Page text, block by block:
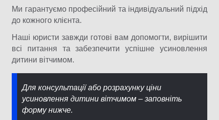
Ми гарантуємо професійний та індивідуальний підхід
до кожного клієнта.
Наші юристи завжди готові вам допомогти, вирішити
всі питання та забезпечити успішне усиновлення
дитини вітчимом.
Для консультації або розрахунку ціни
усиновлення дитини вітчимом – заповніть
форму нижче.